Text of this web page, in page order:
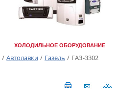
ХОЛОДИЛЬНОЕ ОБОРУДОВАНИЕ
/ Автолавки / Газель / ГАЗ-3302